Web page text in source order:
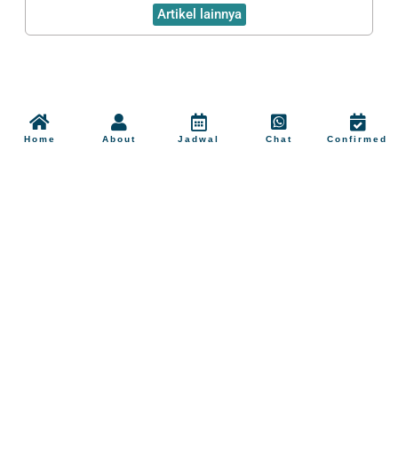
Artikel lainnya
Home About Jadwal Chat Confirmed